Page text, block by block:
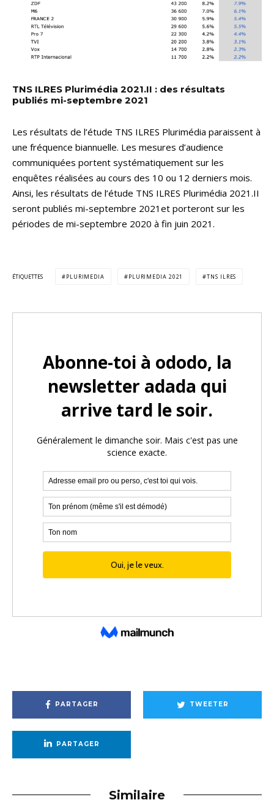
TNS ILRES Plurimédia 2021.II : des résultats
publiés mi-septembre 2021
Les résultats de l’étude TNS ILRES Plurimédia paraissent à
une fréquence biannuelle. Les mesures d’audience
communiquées portent systématiquement sur les
enquêtes réalisées au cours des 10 ou 12 derniers mois.
Ainsi, les résultats de l’étude TNS ILRES Plurimédia 2021.II
seront publiés mi-septembre 2021et porteront sur les
périodes de mi-septembre 2020 à fin juin 2021.
ÉTIQUETTES PLURIMEDIA PLURIMEDIA 2021 TNS ILRES
PARTAGER TWEETER
PARTAGER
Similaire